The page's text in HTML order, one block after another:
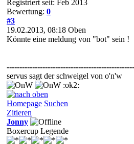
Registriert seit: Feb 2013
Bewertung: 0
#3
19.02.2013, 08:18 Oben
Könnte eine meldung von "bot" sein !
servus sagt der schweigel von o'n'w
:ok2:
Homepage Suchen
Zitieren
Jonny
Boxercup Legende